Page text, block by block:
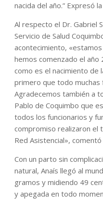
nacida del año.” Expresó
Al respecto el Dr. Gabriel
Servicio de Salud
acontecimiento,
hemos comenzado el año
como es el nacimiento de
primero que todo muchas
Agradecemos también a
Pablo de Coquimbo que
todos los funcionarios y
compromiso realizaron el
Red Asistencial»,
Con un parto sin
natural, Anaís llegó al
gramos y midiendo 49
y apegada en todo